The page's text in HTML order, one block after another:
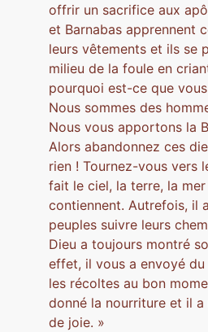
offrir un sacrifice aux
et Barnabas apprennent
leurs vêtements et ils se
milieu de la foule en
pourquoi est-ce que
Nous sommes des
Nous vous apportons la
Alors abandonnez ces
rien ! Tournez-vous vers
fait le ciel, la terre, la
contiennent. Autrefois, il
peuples suivre leurs
Dieu a toujours montré
effet, il vous a envoyé
les récoltes au bon
donné la nourriture et il
de joie. »